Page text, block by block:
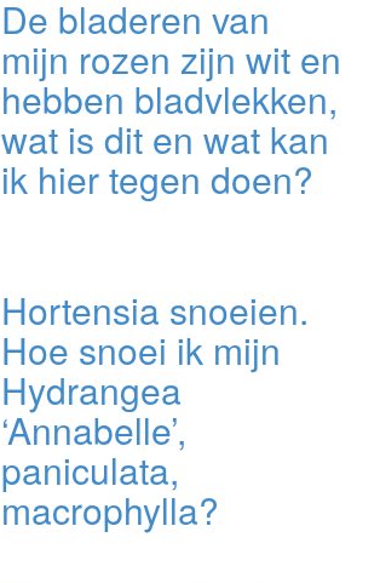
De bladeren van
mijn rozen zijn wit en
hebben bladvlekken,
wat is dit en wat kan
ik hier tegen doen?
Hortensia snoeien.
Hoe snoei ik mijn
Hydrangea
‘Annabelle’,
paniculata,
macrophylla?